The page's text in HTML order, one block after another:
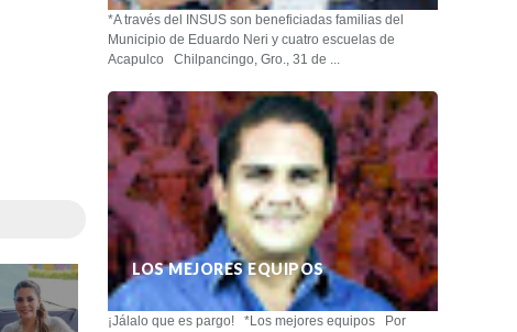
*A través del INSUS son beneficiadas familias del
Municipio de Eduardo Neri y cuatro escuelas de
Acapulco Chilpancingo, Gro., 31 de ...
LOS MEJORES EQUIPOS
¡Jálalo que es pargo! *Los mejores equipos Por